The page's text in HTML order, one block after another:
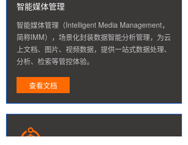
智能媒体管理
智能媒体管理（Intelligent Media Management，
简称IMM），场景化封装数据智能分析管理，为云
上文档、图片、视频数据，提供一站式数据处理、
分析、检索等管控体验。
查看文档